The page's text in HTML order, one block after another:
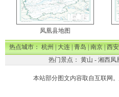
凤凰县地图
热点城市：杭州|大连|青岛|南京|西安
热门景点： 黄山 - 湘西凤
本站部分图文内容取自互联网